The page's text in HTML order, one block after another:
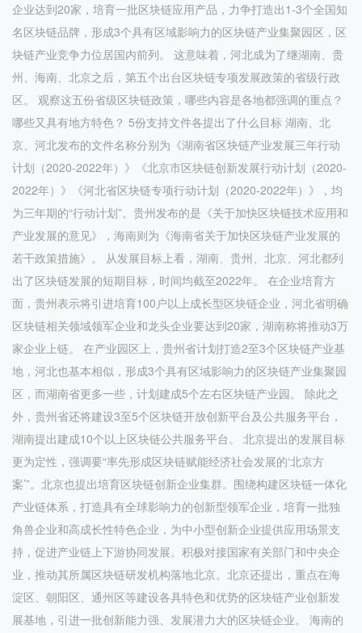
企业达到20家，培育一批区块链应用产品，力争打造出1-3个全国知
名区块链品牌，形成3个具有区域影响力的区块链产业集聚园区，区
块链产业竞争力位居国内前列。 这意味着，河北成为了继湖南、贵
州、海南、北京之后，第五个出台区块链专项发展政策的省级行政
区。 观察这五份省级区块链政策，哪些内容是各地都强调的重点？
哪些又具有地方特色？ 5份支持文件各提出了什么目标 湖南、北
京、河北发布的文件名称分别为《湖南省区块链产业发展三年行动
计划（2020-2022年）》《北京市区块链创新发展行动计划（2020-
2022年）》《河北省区块链专项行动计划（2020-2022年）》，均
为三年期的“行动计划”。贵州发布的是《关于加快区块链技术应用和
产业发展的意见》，海南则为《海南省关于加快区块链产业发展的
若干政策措施》。 从发展目标上看，湖南、贵州、北京、河北都列
出了区块链发展的短期目标，时间均截至2022年。 在企业培育方
面，贵州表示将引进培育100户以上成长型区块链企业，河北省明确
区块链相关领域领军企业和龙头企业要达到20家，湖南称将推动3万
家企业上链。 在产业园区上，贵州省计划打造2至3个区块链产业基
地，河北也基本相似，形成3个具有区域影响力的区块链产业集聚园
区，而湖南省更多一些，计划建成5个左右区块链产业园。 除此之
外，贵州省还将建设3至5个区块链开放创新平台及公共服务平台，
湖南提出建成10个以上区块链公共服务平台。 北京提出的发展目标
更为定性，强调要“率先形成区块链赋能经济社会发展的‘北京方
案’”。北京也提出培育区块链创新企业集群。围绕构建区块链一体化
产业链体系，打造具有全球影响力的创新型领军企业，培育一批独
角兽企业和高成长性特色企业，为中小型创新企业提供应用场景支
持，促进产业链上下游协同发展。积极对接国家有关部门和中央企
业，推动其所属区块链研发机构落地北京。北京还提出，重点在海
淀区、朝阳区、通州区等建设各具特色和优势的区块链产业创新发
展基地，引进一批创新能力强、发展潜力大的区块链企业。 海南的